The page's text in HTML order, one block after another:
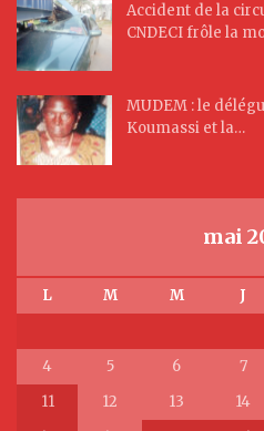
Accident de la
CNDECI frôle la
MUDEM : le
Koumassi et la…
mai
L M M J
4
5 6 7
11
12 13 14